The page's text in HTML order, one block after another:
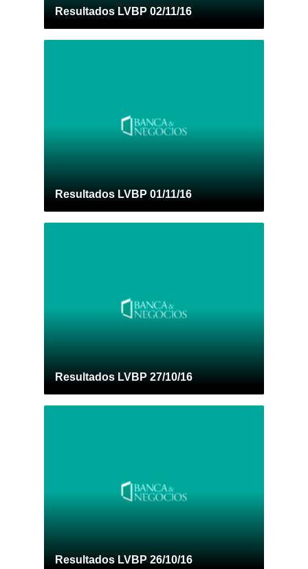
Resultados LVBP 02/11/16
Resultados LVBP 01/11/16
Resultados LVBP 27/10/16
Resultados LVBP 26/10/16